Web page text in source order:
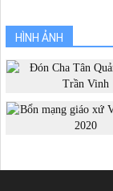
HÌNH ẢNH